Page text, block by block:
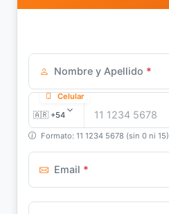
Nombre y Apellido *
Celular
Formato: 11 1234 5678 (sin 0 ni 15)
Email *